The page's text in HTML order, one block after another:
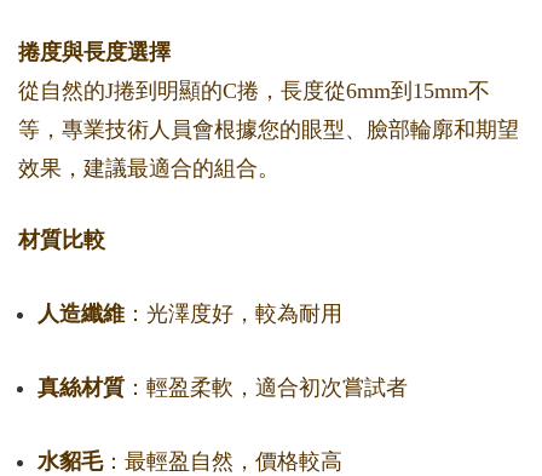
捲度與長度選擇
從自然的J捲到明顯的C捲，長度從6mm到15mm不
等，專業技術人員會根據您的眼型、臉部輪廓和期望
效果，建議最適合的組合。
材質比較
人造纖維 ：光澤度好，較為耐用
真絲材質 ：輕盈柔軟，適合初次嘗試者
水貂毛：最輕盈自然，價格較高